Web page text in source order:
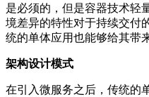
是必须的，但是容器技术轻
境差异的特性对于持续交付
统的单体应用也能够给其带
架构设计模式
在引入微服务之后，传统的